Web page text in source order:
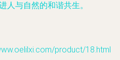
人与自然的和谐共生。
product/18.html